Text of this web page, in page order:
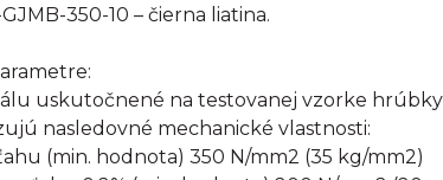
350-10 – čierna liatina.
uskutočnené na testovanej vzorke hrúbky
nasledovné mechanické vlastnosti:
(min. hodnota) 350 N/mm2 (35 kg/mm2)